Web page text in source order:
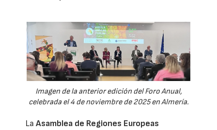
Imagen de la anterior edición del Foro Anual,
celebrada el 4 de noviembre de 2025 en Almería.
LaAsamblea de Regiones Europeas